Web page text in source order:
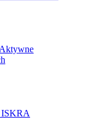
ISKRA